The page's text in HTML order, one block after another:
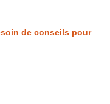
de conseils pour